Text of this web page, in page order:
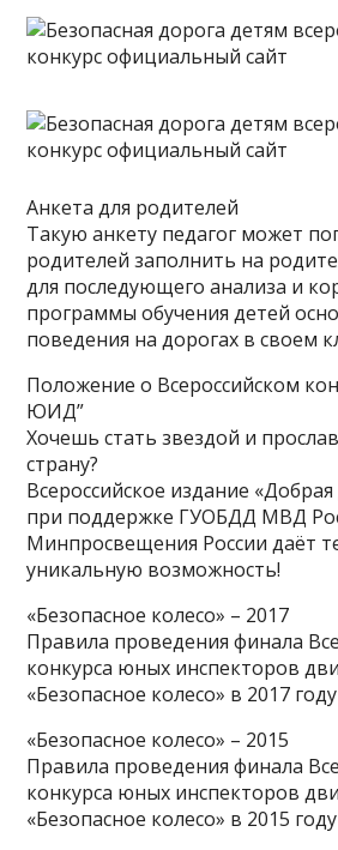
Анкета для родителей
Такую анкету педагог может
родителей заполнить на
для последующего анализа и
программы обучения детей
поведения на дорогах в своем
Положение о Всероссийском
ЮИД”
Хочешь стать звездой и
страну?
Всероссийское издание
при поддержке ГУОБДД МВД
Минпросвещения России даёт
уникальную возможность!
«Безопасное колесо» – 2017
Правила проведения финала
конкурса юных инспекторов
«Безопасное колесо» в 2017 году
«Безопасное колесо» – 2015
Правила проведения финала
конкурса юных инспекторов
«Безопасное колесо» в 2015 году